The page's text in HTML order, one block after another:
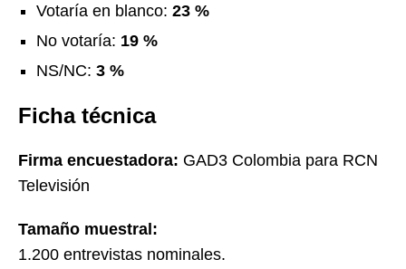
Votaría en blanco: 23 %
No votaría: 19 %
NS/NC: 3 %
Ficha técnica
Firma encuestadora: GAD3 Colombia para RCN
Televisión
Tamaño muestral:
1.200 entrevistas nominales.